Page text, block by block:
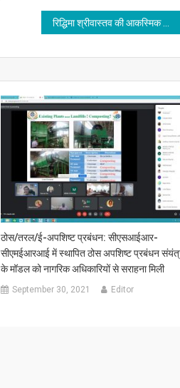
रिद्धिमा श्रीवास्तव की आकस्मिक निधन पर जीकेसी, बिहार ने शोक व्यक्त किया
ठोस/तरल/ई-अपशिष्ट प्रबंधन: सीएसआईआर-
सीएमईआरआई में स्थापित ठोस अपशिष्ट प्रबंधन
के मॉडल को नागरिक अधिकारियों से सराहना मिली
September 30, 2021 Editor